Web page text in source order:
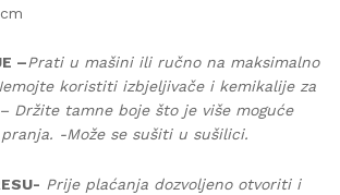
–Prati u mašini ili ručno na maksimalno
koristiti izbjeljivače i kemikalije za
Držite tamne boje što je više moguće
-Može se sušiti u sušilici.
Prije plaćanja dozvoljeno otvoriti i